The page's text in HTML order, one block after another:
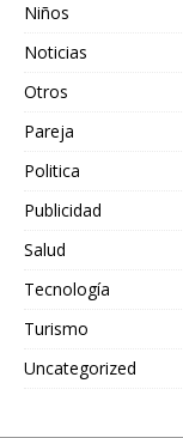
Niños
Noticias
Otros
Pareja
Politica
Publicidad
Salud
Tecnología
Turismo
Uncategorized